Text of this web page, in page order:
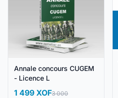
Annale concours CUGEM
- Licence L
1 499 XOF3 000